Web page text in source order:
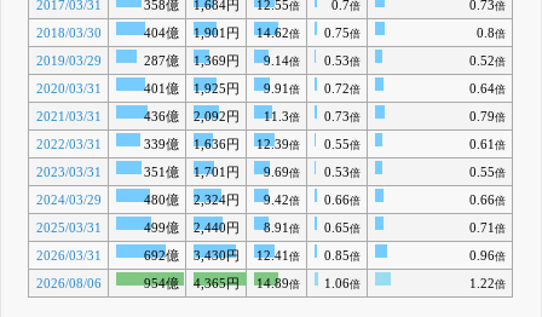
2017/03/31 358億 1,684円 12.55倍 0.7倍 0.73倍
2018/03/30 404億 1,901円 14.62倍 0.75倍 0.8倍
2019/03/29 287億 1,369円 9.14倍 0.53倍 0.52倍
2020/03/31 401億 1,925円 9.91 倍 0.72倍 0.64倍
2021/03/31 436億 2,092円 11.3倍 0.73倍 0.79倍
2022/03/31 339億 1,636円 12.39倍 0.55倍 0.61 倍
2023/03/31 351億 1,701円 9.69倍 0.53倍 0.55倍
2024/03/29 480億 2,324円 9.42倍 0.66倍 0.66倍
2025/03/31 499億 2,440円 8.91 倍 0.65倍 0.71 倍
2026/03/31 692億 3,430円 12.41 倍 0.85倍 0.96倍
2026/08/06 954億 4,365円 14.89倍 1.06倍 1.22倍